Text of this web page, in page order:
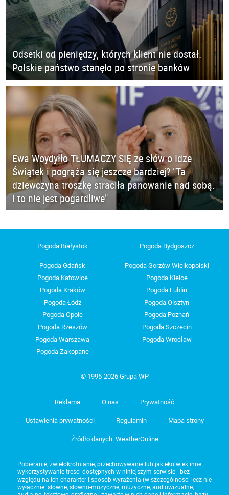
Odsetki od pieniędzy, których klient nie dostał.
Polskie państwo stanęło po stronie banków
Ewa Woydyłło TŁUMACZY SIĘ ze słów o Idze
Świątek i pogrąża się jeszcze bardziej? "Ta
dziewczyna troszkę straciła panowanie nad sobą.
I to nie jest pogardliwe"
Pogoda Białystok Pogoda Bydgoszcz
Pogoda Gdańsk
Pogoda Gorzów Wielkopolski
Pogoda Katowice
Pogoda Kielce
Pogoda Kraków
Pogoda Lublin
Pogoda Łódź
Pogoda Olsztyn
Pogoda Opole
Pogoda Poznań
Pogoda Rzeszów
Pogoda Szczecin
Pogoda Warszawa
Pogoda Wrocław
Pogoda Zakopane
© 1995-2026 Grupa WP
Reklama O nas Prywatność
Ustawienia prywatności Regulamin Mapa strony
Źródło danych: WeatherOnline
Pobieranie, zwielokrotnianie, przechowywanie lub jakiekolwiek inne
wykorzystywanie treści dostępnych w niniejszym serwisie - bez
względu na ich charakter i sposób wyrażenia (w szczególności lecz nie
wyłącznie: słowne, słowno-muzyczne, muzyczne, audiowizualne,